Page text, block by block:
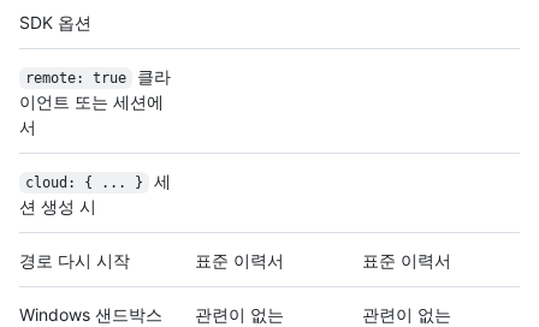
SDK 옵션
remote: true
클라
이언트 또는 세션에
서
cloud: { ... }
세
션 생성 시
경로 다시 시작 표준 이력서 표준 이력서
Windows 샌드박스
관련이 없는 관련이 없는